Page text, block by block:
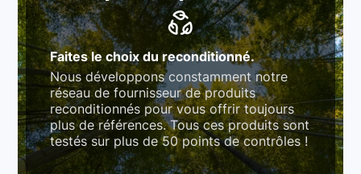
Faites le choix du reconditionné.
Nous développons constamment notre
réseau de fournisseur de produits
reconditionnés pour vous offrir toujours
plus de références. Tous ces produits sont
testés sur plus de 50 points de contrôles !